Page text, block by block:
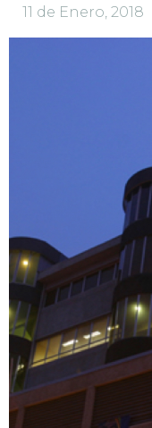
11 de Enero, 2018